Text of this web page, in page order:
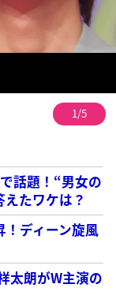
1/5
話題！“男女の
たワケは？
！ディーン旋風
太朗がW主演の